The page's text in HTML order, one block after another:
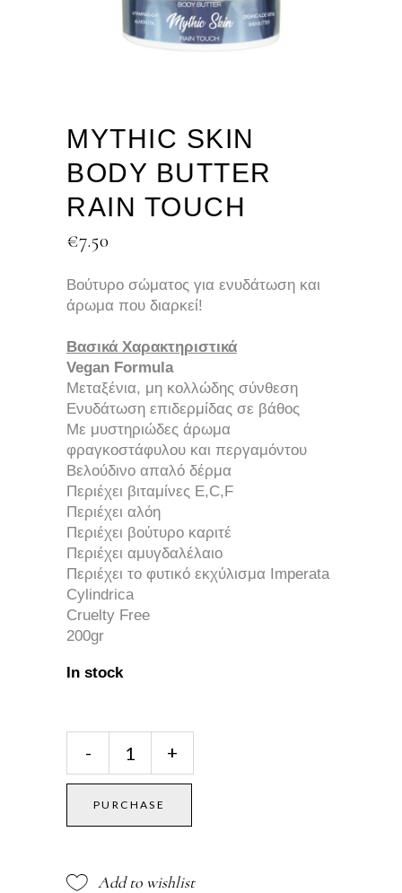
MYTHIC SKIN
BODY BUTTER
RAIN TOUCH
€7.50
Βούτυρο σώματος για ενυδάτωση και
άρωμα που διαρκεί!
Βασικά Χαρακτηριστικά
Vegan Formula
Μεταξένια, μη κολλώδης σύνθεση
Ενυδάτωση επιδερμίδας σε βάθος
Με μυστηριώδες άρωμα
φραγκοστάφυλου και περγαμόντου
Βελούδινο απαλό δέρμα
Περιέχει βιταμίνες E,C,F
Περιέχει αλόη
Περιέχει βούτυρο καριτέ
Περιέχει αμυγδαλέλαιο
Περιέχει το φυτικό εκχύλισμα Imperata
Cylindrica
Cruelty Free
200gr
In stock
Skin
Body
Butter
Rain
- +
PURCHASE
Add to wishlist